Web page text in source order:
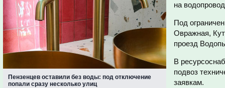
Пензенцев оставили без воды: под отключение
попали сразу несколько улиц
на
Под
Овражная,
проезд
В
подвоз
заявкам.